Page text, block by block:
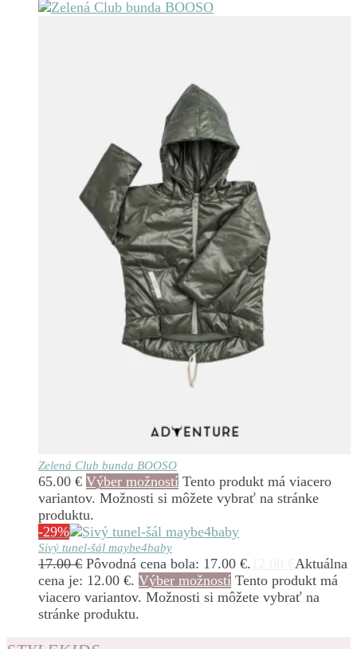
Zelená Club bunda BOOSO
65.00 € Výber možností Tento produkt má viacero
variantov. Možnosti si môžete vybrať na stránke
produktu.
-29%
Sivý tunel-šál maybe4baby
17.00€ Pôvodná cena bola: 17.00 €.
Aktuálna
cena je: 12.00 €. Výber možností Tento produkt má
viacero variantov. Možnosti si môžete vybrať na
stránke produktu.